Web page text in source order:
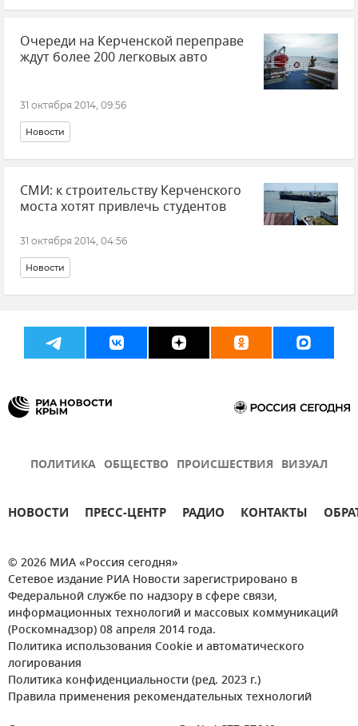
Очереди на Керченской переправе
ждут более 200 легковых авто
31 октября 2014, 09:56
Новости
СМИ: к строительству Керченского
моста хотят привлечь студентов
31 октября 2014, 04:56
Новости
ПОЛИТИКА ОБЩЕСТВО ПРОИСШЕСТВИЯ ВИЗУАЛ
НОВОСТИ ПРЕСС-ЦЕНТР РАДИО КОНТАКТЫ
© 2026 МИА «Россия сегодня»
Сетевое издание РИА Новости зарегистрировано в
Федеральной службе по надзору в сфере связи,
информационных технологий и массовых коммуникаций
(Роскомнадзор) 08 апреля 2014 года.
Политика использования Cookie и автоматического
логирования
Политика конфиденциальности (ред. 2023 г.)
Правила применения рекомендательных технологий